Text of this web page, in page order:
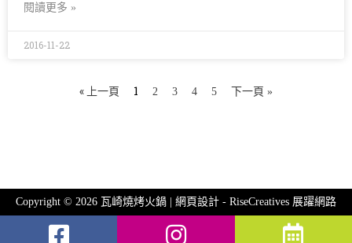
閱讀更多 »
2016-11-22
« 上一頁 1 2 3 4 5 下一頁 »
Copyright © 2026 瓦崎燒烤火鍋 | 網頁設計 - RiseCreatives 展躍網路